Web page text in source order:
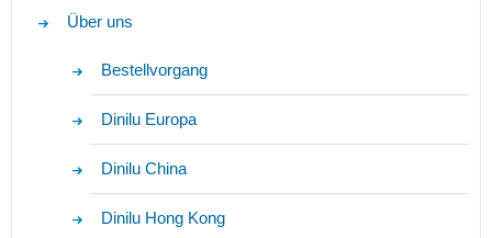
Über uns
Bestellvorgang
Dinilu Europa
Dinilu China
Dinilu Hong Kong